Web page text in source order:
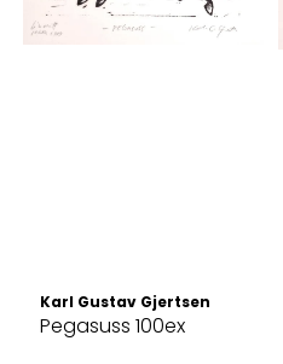
Karl Gustav Gjertsen
Pegasuss 100ex